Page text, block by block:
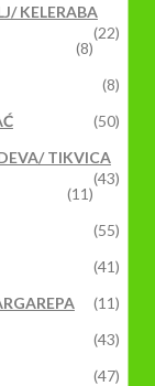
KELERABA
(22)
(8)
(8)
(50)
TIKVICA
(43)
(11)
(55)
(41)
(11)
(43)
(47)